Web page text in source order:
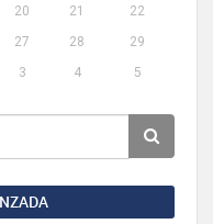
20 21
22
27 28
29
3 4 5